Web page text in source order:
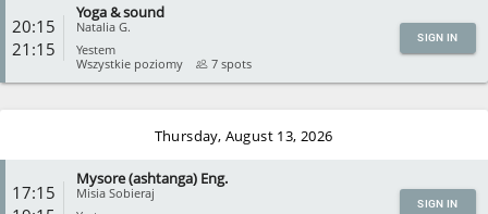
20:15
21:15
Yoga & sound
Natalia G.
Yestem
Wszystkie poziomy
7 spots
SIGN IN
CLOSE
Thursday, August 13, 2026
17:15
Mysore (ashtanga) Eng.
Misia Sobieraj
SIGN IN